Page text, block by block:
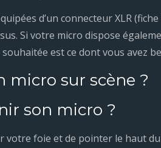
d’un connecteur XLR
Si votre micro dispose
est ce dont vous avez
sur scène ?
son micro ?
votre foie et de pointer le haut